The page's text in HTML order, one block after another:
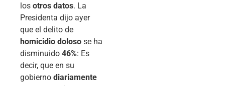
los otros datos. La
Presidenta dijo ayer
que el delito de
homicidio doloso se ha
disminuido 46%: Es
decir, que en su
gobierno diariamente